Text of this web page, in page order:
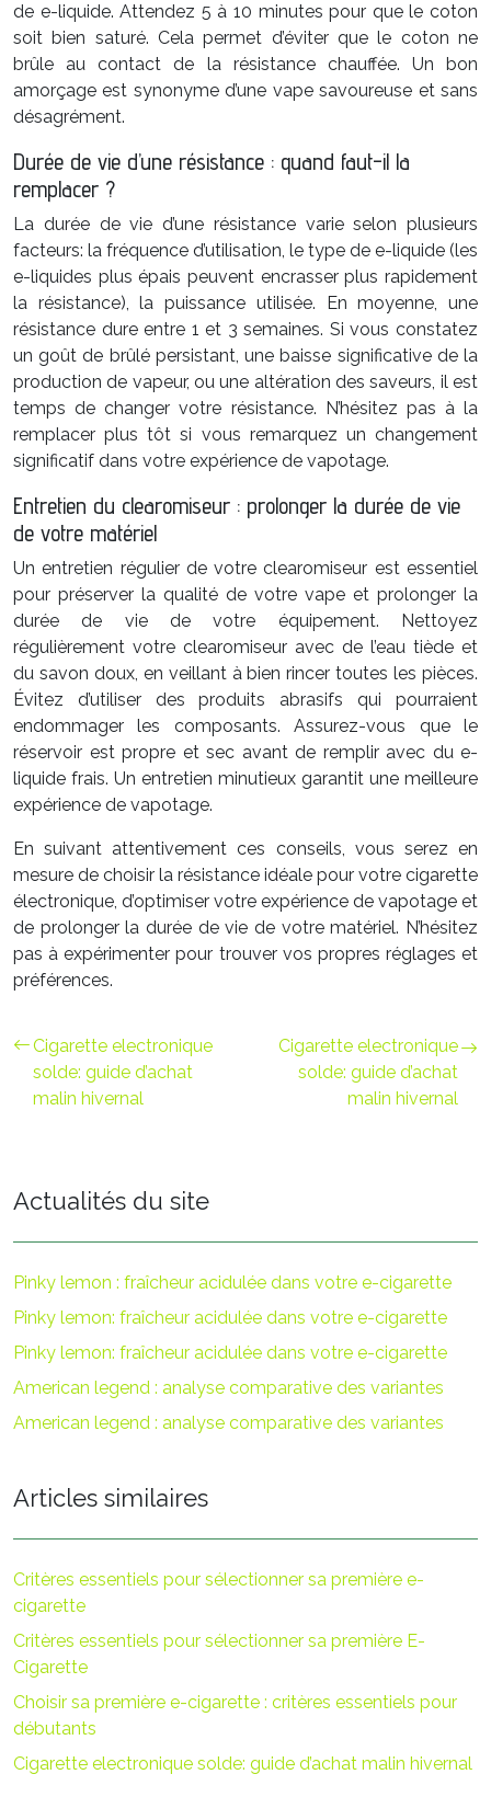
de e-liquide. Attendez 5 à 10 minutes pour que le coton
soit bien saturé. Cela permet d’éviter que le coton ne
brûle au contact de la résistance chauffée. Un bon
amorçage est synonyme d’une vape savoureuse et sans
désagrément.
Durée de vie d’une résistance : quand faut-il la
remplacer ?
La durée de vie d’une résistance varie selon plusieurs
facteurs: la fréquence d’utilisation, le type de e-liquide (les
e-liquides plus épais peuvent encrasser plus rapidement
la résistance), la puissance utilisée. En moyenne, une
résistance dure entre 1 et 3 semaines. Si vous constatez
un goût de brûlé persistant, une baisse significative de la
production de vapeur, ou une altération des saveurs, il est
temps de changer votre résistance. N’hésitez pas à la
remplacer plus tôt si vous remarquez un changement
significatif dans votre expérience de vapotage.
Entretien du clearomiseur : prolonger la durée de vie
de votre matériel
Un entretien régulier de votre clearomiseur est essentiel
pour préserver la qualité de votre vape et prolonger la
durée de vie de votre équipement. Nettoyez
régulièrement votre clearomiseur avec de l’eau tiède et
du savon doux, en veillant à bien rincer toutes les pièces.
Évitez d’utiliser des produits abrasifs qui pourraient
endommager les composants. Assurez-vous que le
réservoir est propre et sec avant de remplir avec du e-
liquide frais. Un entretien minutieux garantit une meilleure
expérience de vapotage.
En suivant attentivement ces conseils, vous serez en
mesure de choisir la résistance idéale pour votre cigarette
électronique, d’optimiser votre expérience de vapotage et
de prolonger la durée de vie de votre matériel. N’hésitez
pas à expérimenter pour trouver vos propres réglages et
préférences.
Cigarette electronique
solde: guide d’achat
malin hivernal
Cigarette electronique
solde: guide d’achat
malin hivernal
Actualités du site
Pinky lemon : fraîcheur acidulée dans votre e-cigarette
Pinky lemon: fraîcheur acidulée dans votre e-cigarette
Pinky lemon: fraîcheur acidulée dans votre e-cigarette
American legend : analyse comparative des variantes
American legend : analyse comparative des variantes
Articles similaires
Critères essentiels pour sélectionner sa première e-
cigarette
Critères essentiels pour sélectionner sa première E-
Cigarette
Choisir sa première e-cigarette : critères essentiels pour
débutants
Cigarette electronique solde: guide d’achat malin hivernal